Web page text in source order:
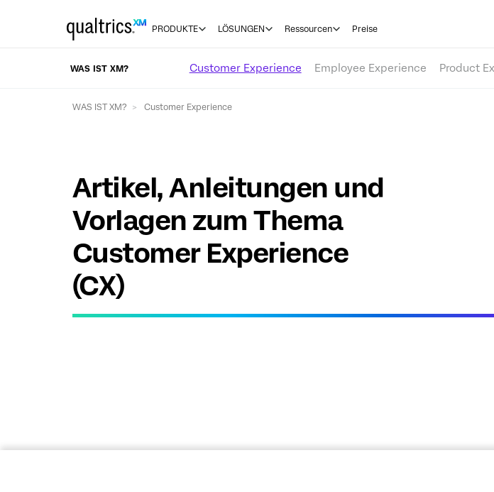
PRODUKTE LÖSUNGEN Ressourcen Preise
WAS IST XM? Customer Experience Employee Experience Product
WAS IST XM? Customer Experience
Artikel, Anleitungen und
Vorlagen zum Thema
Customer Experience
(CX)